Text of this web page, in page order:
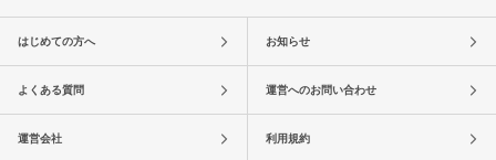
はじめての方へ お知らせ
よくある質問 運営へのお問い合わせ
運営会社 利用規約